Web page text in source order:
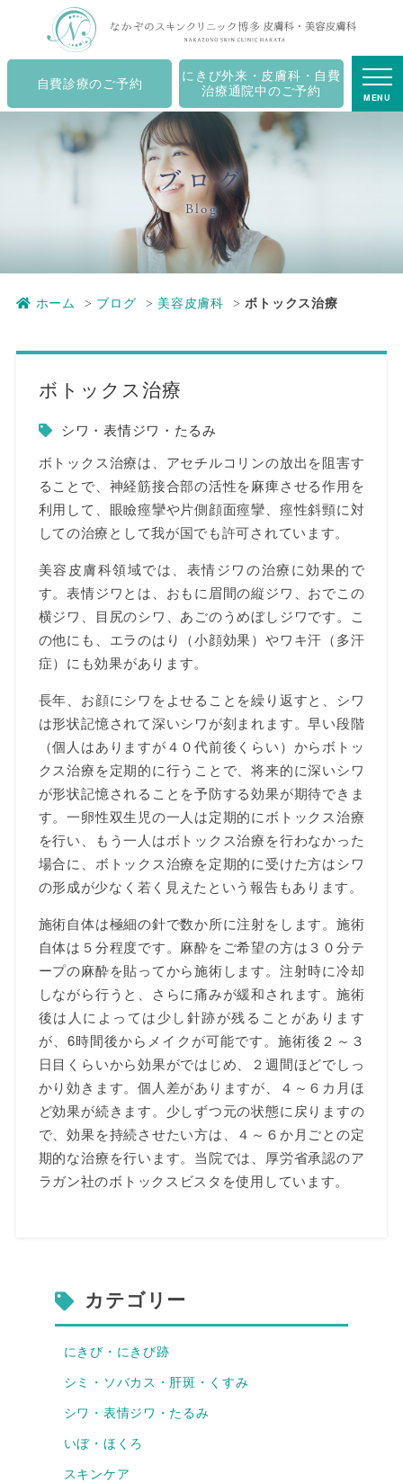
自費診療のご予約
にきび外来・皮膚科・自費
治療通院中のご予約
MENU
ボトックス治療｜キャナルシティ博多の皮膚科・美容皮
膚科・ニキビ治療 - なかぞのスキンクリニック博多
ブログ
Blog
ホーム ブログ 美容皮膚科 ボトックス治療
ボトックス治療
シワ・表情ジワ・たるみ
ボトックス治療は、アセチルコリンの放出を阻害す
ることで、神経筋接合部の活性を麻痺させる作用を
利用して、眼瞼痙攣や片側顔面痙攣、痙性斜頸に対
しての治療として我が国でも許可されています。
美容皮膚科領域では、表情ジワの治療に効果的で
す。表情ジワとは、おもに眉間の縦ジワ、おでこの
横ジワ、目尻のシワ、あごのうめぼしジワです。こ
の他にも、エラのはり（小顔効果）やワキ汗（多汗
症）にも効果があります。
長年、お顔にシワをよせることを繰り返すと、シワ
は形状記憶されて深いシワが刻まれます。早い段階
（個人はありますが４０代前後くらい）からボトッ
クス治療を定期的に行うことで、将来的に深いシワ
が形状記憶されることを予防する効果が期待できま
す。一卵性双生児の一人は定期的にボトックス治療
を行い、もう一人はボトックス治療を行わなかった
場合に、ボトックス治療を定期的に受けた方はシワ
の形成が少なく若く見えたという報告もあります。
施術自体は極細の針で数か所に注射をします。施術
自体は５分程度です。麻酔をご希望の方は３０分テ
ープの麻酔を貼ってから施術します。注射時に冷却
しながら行うと、さらに痛みが緩和されます。施術
後は人によっては少し針跡が残ることがあります
が、6時間後からメイクが可能です。施術後２～３
日目くらいから効果がではじめ、２週間ほどでしっ
かり効きます。個人差がありますが、４～６カ月ほ
ど効果が続きます。少しずつ元の状態に戻りますの
で、効果を持続させたい方は、４～６か月ごとの定
期的な治療を行います。当院では、厚労省承認のア
ラガン社のボトックスビスタを使用しています。
カテゴリー
にきび・にきび跡
シミ・ソバカス・肝斑・くすみ
シワ・表情ジワ・たるみ
いぼ・ほくろ
スキンケア